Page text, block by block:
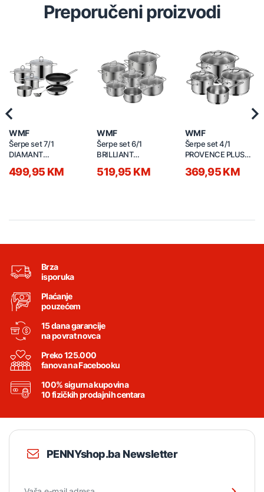
Preporučeni proizvodi
WMF
Šerpe set 7/1
DIAMANT
499,95 KM
WMF
Šerpe set 6/1
BRILLIANT
519,95 KM
WMF
Šerpe set 4/1
PROVENCE PLUS
369,95 KM
Brza
isporuka
Plaćanje
pouzećem
15 dana garancije
na povrat novca
Preko 125.000
fanova na Facebooku
100% sigurna kupovina
10 fizičkih prodajnih centara
PENNYshop.ba Newsletter